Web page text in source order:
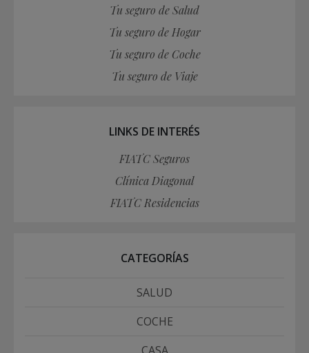
Tu seguro de Salud
Tu seguro de Hogar
Tu seguro de Coche
Tu seguro de Viaje
LINKS DE INTERÉS
FIATC Seguros
Clínica Diagonal
FIATC Residencias
CATEGORÍAS
SALUD
COCHE